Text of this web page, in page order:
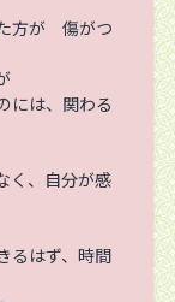
方が 傷がつ
には、関わる
く、自分が感
るはず、時間